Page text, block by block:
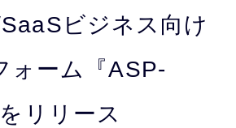
ビジネス向け
ォーム『ASP-
リリース